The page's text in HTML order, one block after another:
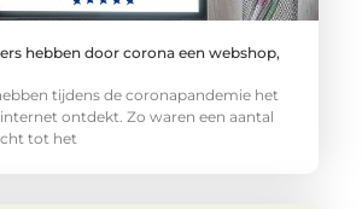
hebben door corona een webshop,
tijdens de coronapandemie het
ontdekt. Zo waren een aantal
tot het